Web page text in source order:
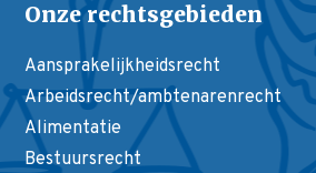
Onze rechtsgebieden
Aansprakelijkheidsrecht
Arbeidsrecht/ambtenarenrecht
Alimentatie
Bestuursrecht